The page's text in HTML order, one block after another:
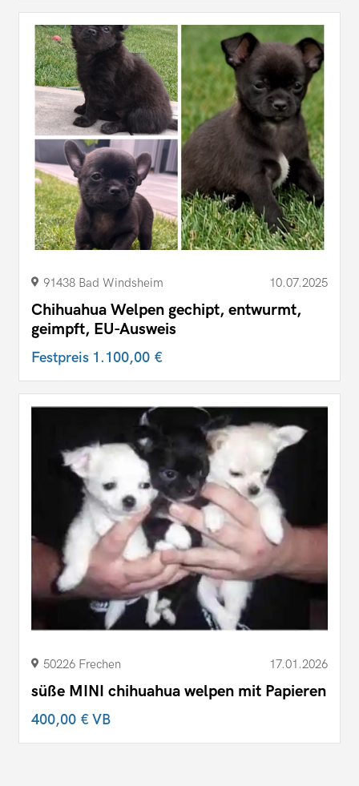
91438 Bad Windsheim 10.07.2025
Chihuahua Welpen gechipt, entwurmt,
geimpft, EU-Ausweis
Festpreis 1.100,00 €
50226 Frechen 17.01.2026
süße MINI chihuahua welpen mit Papieren
400,00 €VB